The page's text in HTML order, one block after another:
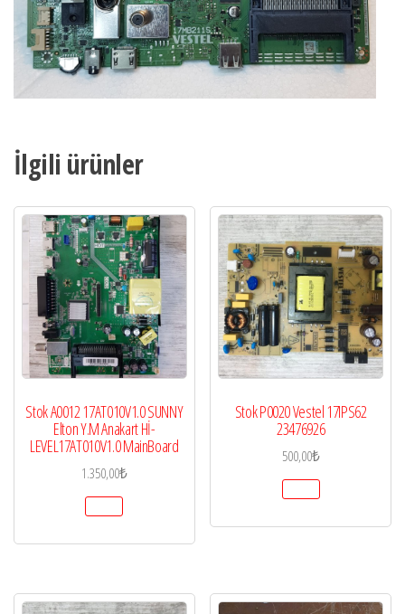
İlgili ürünler
Stok A0012 17AT010V1.0 SUNNY
Elton Y.M Anakart Hİ-
LEVEL17AT010V1.0 MainBoard
1.350,00₺
Stok P0020 Vestel 17IPS62
23476926
500,00₺